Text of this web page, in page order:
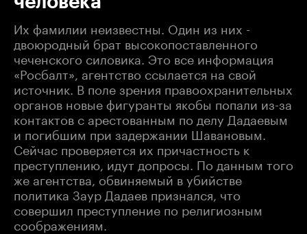
Их фамилии неизвестны. Один из них -
двоюродный брат высокопоставленного
чеченского силовика. Это все информация
«Росбалт», агентство ссылается на свой
источник. В поле зрения правоохранительных
органов новые фигуранты якобы попали из-за
контактов с арестованным по делу Дадаевым
и погибшим при задержании Шавановым.
Сейчас проверяется их причастность к
преступлению, идут допросы. По данным того
же агентства, обвиняемый в убийстве
политика Заур Дадаев признался, что
совершил преступление по религиозным
соображениям.